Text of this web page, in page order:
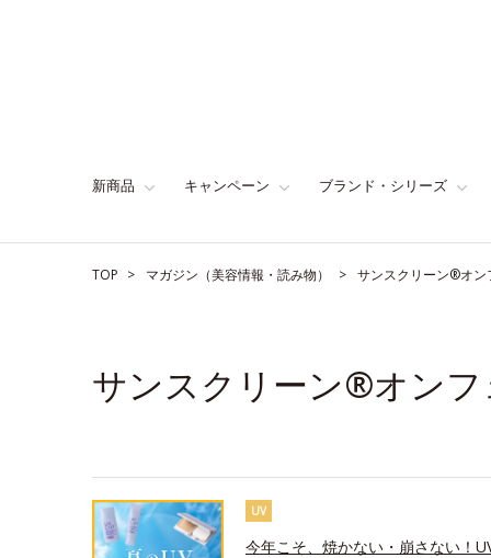
新商品 キャンペーン ブランド・シリーズ
TOP マガジン（美容情報・読み物） サンスクリーン®オン
サンスクリーン®オン
UV
今年こそ、焼かない・崩さない！